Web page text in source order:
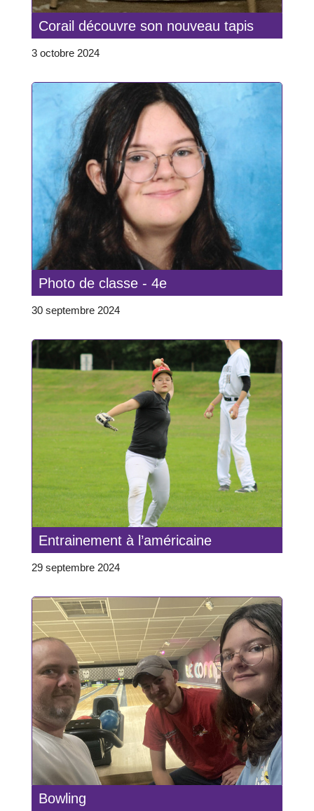
Corail découvre son nouveau tapis
3 octobre 2024
Photo de classe - 4e
30 septembre 2024
Entrainement à l’américaine
29 septembre 2024
Bowling